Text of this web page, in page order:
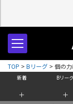
新着
＋
Bリー
＋
TOP > Bリーグ > 個の
が決まらず名古屋Dに惜